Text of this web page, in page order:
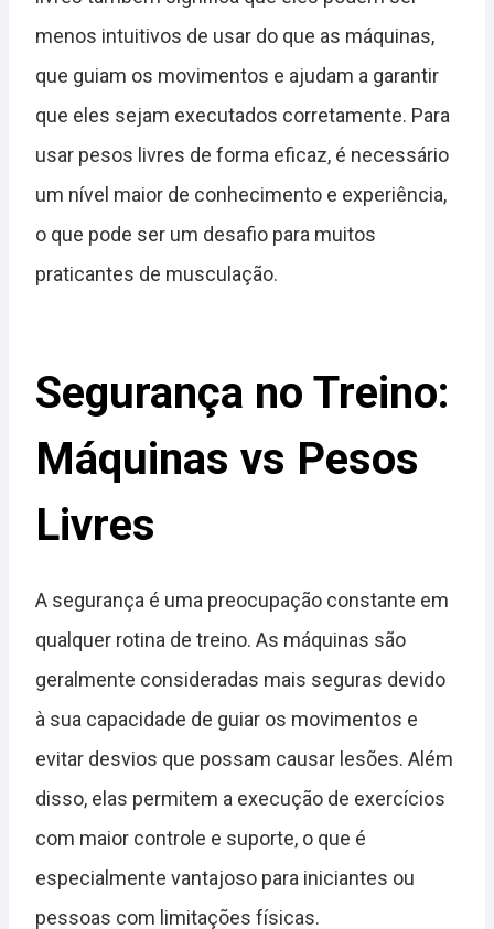
menos intuitivos de usar do que as máquinas,
que guiam os movimentos e ajudam a garantir
que eles sejam executados corretamente. Para
usar pesos livres de forma eficaz, é necessário
um nível maior de conhecimento e experiência,
o que pode ser um desafio para muitos
praticantes de musculação.
Segurança no Treino:
Máquinas vs Pesos
Livres
A segurança é uma preocupação constante em
qualquer rotina de treino. As máquinas são
geralmente consideradas mais seguras devido
à sua capacidade de guiar os movimentos e
evitar desvios que possam causar lesões. Além
disso, elas permitem a execução de exercícios
com maior controle e suporte, o que é
especialmente vantajoso para iniciantes ou
pessoas com limitações físicas.